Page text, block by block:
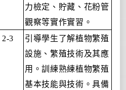
力檢定、貯藏、花粉管
觀察等實作實習。
2-3
引導學生了解植物繁殖
設施、繁殖技術及其應
用。訓練熟練植物繁殖
基本技能與技術。具備